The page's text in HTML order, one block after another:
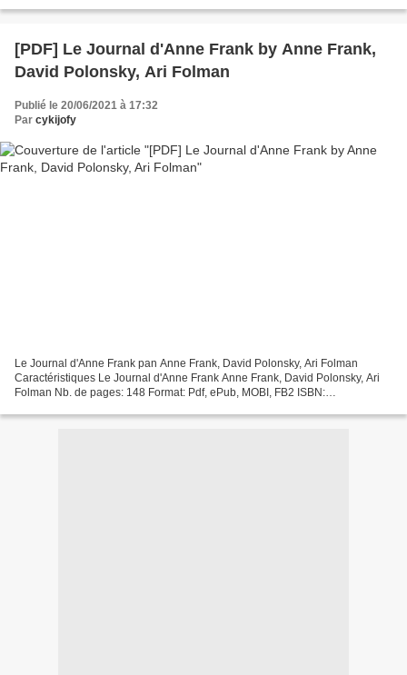
[PDF] Le Journal d'Anne Frank by Anne Frank,
David Polonsky, Ari Folman
Publié le 20/06/2021 à 17:32
Par cykijofy
Le Journal d'Anne Frank pan Anne Frank, David Polonsky, Ari Folman
Caractéristiques Le Journal d'Anne Frank Anne Frank, David Polonsky, Ari
Folman Nb. de pages: 148 Format: Pdf, ePub, MOBI, FB2 ISBN: